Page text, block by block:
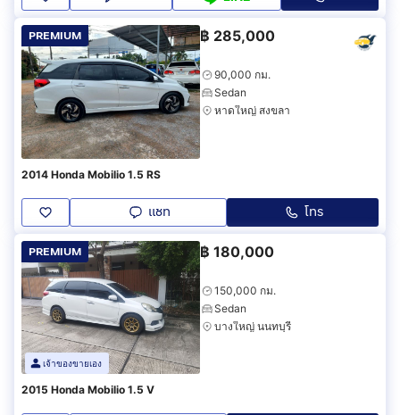
PREMIUM ฿ 285,000
90,000 กม.
Sedan
หาดใหญ่ สงขลา
2014 Honda Mobilio 1.5 RS
แชท โทร
PREMIUM
เจ้าของขายเอง
฿ 180,000
150,000 กม.
Sedan
บางใหญ่ นนทบุรี
2015 Honda Mobilio 1.5 V